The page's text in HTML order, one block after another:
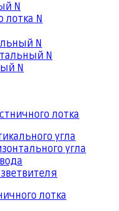
N
лотка N
N
N
N
лотка
угла
угла
лотка